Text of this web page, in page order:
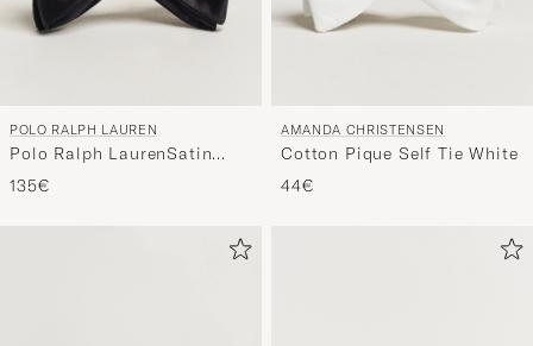
POLO RALPH LAUREN
Polo Ralph LaurenSatin
Bow TieBlack
135€
AMANDA CHRISTENSEN
Cotton Pique Self Tie White
44€